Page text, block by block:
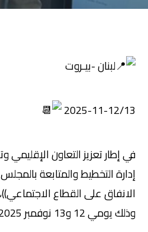
لبنان -بيـروت
2025-11-12/13
في إطار تعزيز التعاون
إدارة التخطيط والمتابعة
الانفاق على القطاع
وذلك يومي 12 و13 نوفمبر 2025م في العاصمة اللبنانية بيروت.